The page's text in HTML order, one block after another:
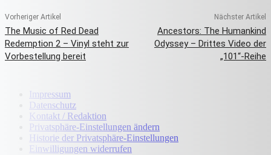
Vorheriger Artikel
The Music of Red Dead
Redemption 2 – Vinyl steht zur
Vorbestellung bereit
Nächster Artikel
Ancestors: The Humankind
Odyssey – Drittes Video der
„101“-Reihe
Impressum
Datenschutz
Kontakt / Redaktion
Privatsphäre-Einstellungen ändern
Historie der Privatsphäre-Einstellungen
Einwilligungen widerrufen